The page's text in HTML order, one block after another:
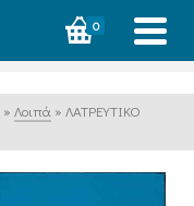
0
» Λοιπά » ΛΑΤΡΕΥΤΙΚΟ